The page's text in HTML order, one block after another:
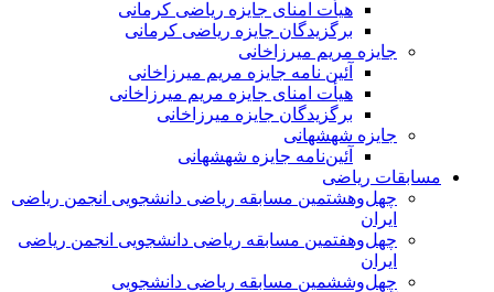
هیأت امنای جایزه ریاضی کرمانی
برگزیدگان جایزه ریاضی کرمانی
جایزه مریم میرزاخانی
آئین نامه جایزه مریم میرزاخانی
هیأت امنای جایزه مریم میرزاخانی
برگزیدگان جایزه میرزاخانی
جایزه شهشهانی
آئین‌نامه جایزه شهشهانی
مسابقات ریاضی
چهل‌و‌هشتمین مسابقه ریاضی دانشجویی انجمن ریاضی
ایران
چهل‌و‌هفتمین مسابقه ریاضی دانشجویی انجمن ریاضی
ایران
چهل‌و‌ششمین مسابقه ریاضی دانشجویی